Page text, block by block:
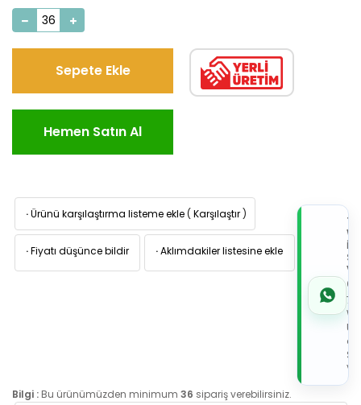
Sepete Ekle
Hemen Satın Al
·Ürünü karşılaştırma listeme ekle ( Karşılaştır )
·Fiyatı düşünce bildir ·Aklımdakiler listesine ekle
İLE
de
Bilgi : Bu ürünümüzden minimum 36 sipariş verebilirsiniz.